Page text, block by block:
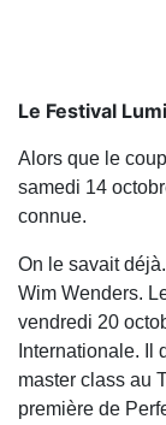
Le Festival
Alors que le
samedi 14
connue.
On le savait
Wim Wenders.
vendredi 20
Internationale. Il
master class au
première de